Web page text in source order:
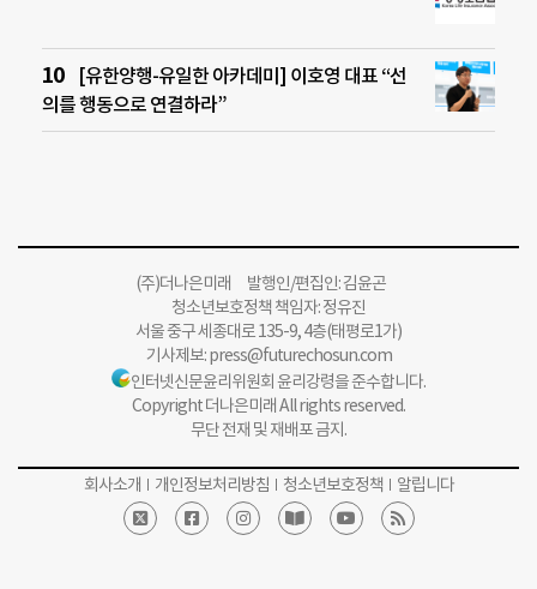
[유한양행-유일한 아카데미] 이호영 대표 “선
의를 행동으로 연결하라”
(주)더나은미래 발행인/편집인: 김윤곤
청소년보호정책 책임자: 정유진
서울 중구 세종대로 135-9, 4층(태평로1가)
기사제보:press@futurechosun.com
인터넷신문윤리위원회 윤리강령을 준수합니다.
Copyright 더나은미래 All rights reserved.
무단 전재 및 재배포 금지.
회사소개 개인정보처리방침 청소년보호정책 알립니다